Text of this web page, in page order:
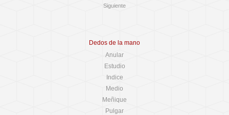
Siguiente
Dedos de la mano
Anular
Estudio
Indice
Medio
Meñique
Pulgar